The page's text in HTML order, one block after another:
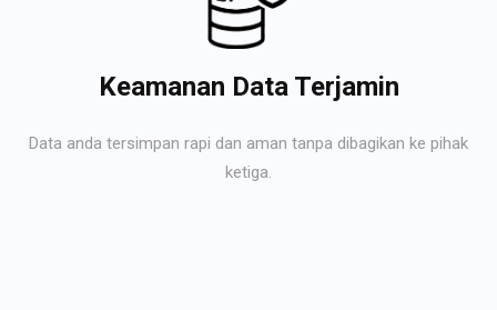
Keamanan Data Terjamin
Data anda tersimpan rapi dan aman tanpa dibagikan ke pihak
ketiga.